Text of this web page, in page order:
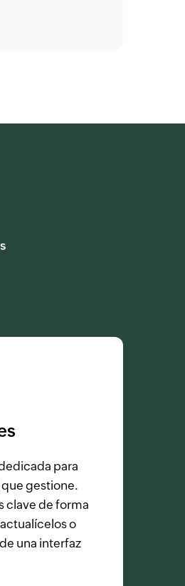
para
gestione.
clave de forma
o
una interfaz